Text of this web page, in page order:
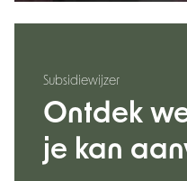
Subsidiewijzer
Ontdek
je kan